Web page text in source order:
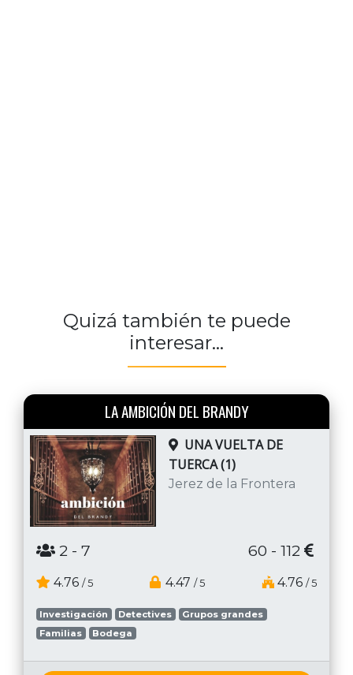
Quizá también te puede
interesar...
LA AMBICIÓN DEL BRANDY
UNA VUELTA DE
TUERCA (1)
Jerez de la Frontera
2 - 7 60 - 112
4.76 / 5 4.47 / 5 4.76 / 5
Investigación Detectives
Grupos grandes
Familias
Bodega